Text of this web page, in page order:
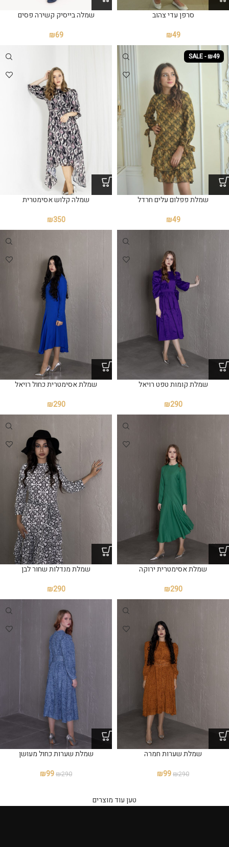
סרפן עדי צהוב
₪49
שמלה בייסיק קשירה פסים
₪69
SALE - ₪49
שמלת פפלום עלים חרדל
₪49
שמלה קלוש אסימטרית
₪350
שמלת קומות טפט רויאל
₪290
שמלת אסימטרית כחול רויאל
₪290
שמלת אסימטרית ירוקה
₪290
שמלת מנדלות שחור לבן
₪290
שמלת שערות חמרה
₪290
₪99
שמלת שערות כחול מעושן
₪290
₪99
טען עוד מוצרים